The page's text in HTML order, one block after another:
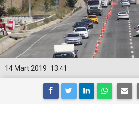
13:41
14 Mart 2019